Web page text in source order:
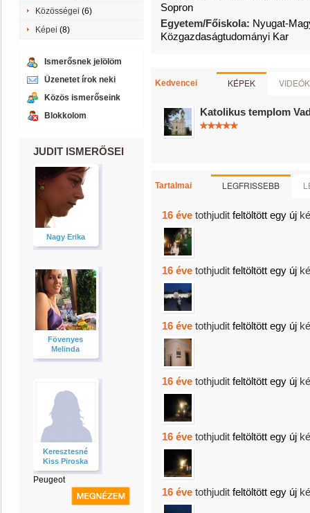
Közösségei (6)
Képei (8)
Ismerősnek jelölöm
Üzenetet írok neki
Közös ismerőseink
Blokkolom
JUDIT ISMERŐSEI
Nagy Erika
Fövenyes
Melinda
Keresztesné
Kiss Piroska
Peugeot
Sopron
Egyetem/Főiskola: Nyugat-
Közgazdaságtudományi Kar
Kedvencei KÉPEK VIDEÓK
Katolikus templom
Tartalmai LEGFRISSEBB
16 éve tothjudit feltöltött egy új
16 éve tothjudit feltöltött egy új
16 éve tothjudit feltöltött egy új
16 éve tothjudit feltöltött egy új
16 éve tothjudit feltöltött egy új
16 éve tothjudit feltöltött egy új